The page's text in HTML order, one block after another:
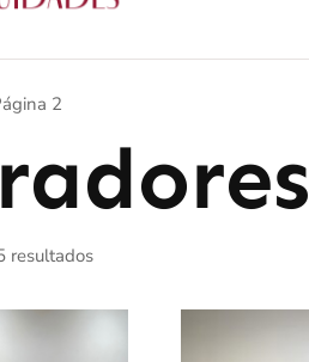
2
resultados